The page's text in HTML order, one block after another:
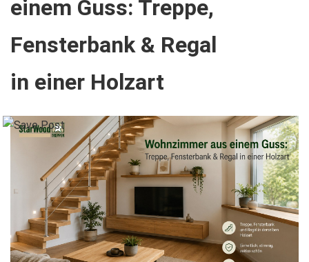
einem Guss: Treppe,
Fensterbank & Regal
in einer Holzart